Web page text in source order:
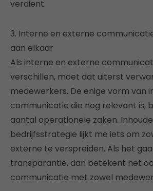
verdient.
3. Interne en externe
aan elkaar
Als interne en externe
verschillen, moet dat uiterst
medewerkers. De enige vorm van
communicatie die nog relevant is,
aantal operationele zaken.
bedrijfsstrategie lijkt me iets om
externe te verspreiden. Als het
transparantie, dan betekent het
communicatie met zowel